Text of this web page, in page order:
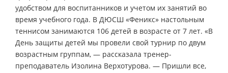
удобством для воспитанников и учетом их занятий во
время учебного года. В ДЮСШ «Феникс» настольным
теннисом занимаются 106 детей в возрасте от 7 лет. «В
День защиты детей мы провели свой турнир по двум
возрастным группам, — рассказала тренер-
преподаватель Изолина Верхотурова. — Пришли все,